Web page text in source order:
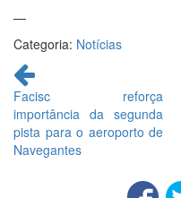
—
Categoria: Notícias
Continue
lendo
Facisc reforça
importância da segunda
pista para o aeroporto de
Navegantes